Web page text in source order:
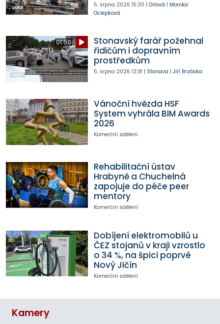
5. srpna 2026 15:30 | Orlová | Monika
Ociepková
01:50
Stonavský farář požehnal
řidičům i dopravním
prostředkům
5. srpna 2026 13:18 | Stonava | Jiří Brzóska
Vánoční hvězda HSF
System vyhrála BIM Awards
2026
Komerční sdělení
Rehabilitační ústav
Hrabyně a Chuchelná
zapojuje do péče peer
mentory
Komerční sdělení
Dobíjení elektromobilů u
ČEZ stojanů v kraji vzrostlo
o 34 %, na špici poprvé
Nový Jičín
Komerční sdělení
Kamery